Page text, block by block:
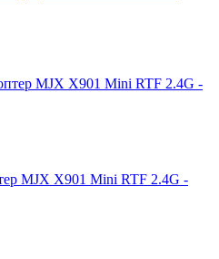
MJX X901 Mini RTF 2.4G -